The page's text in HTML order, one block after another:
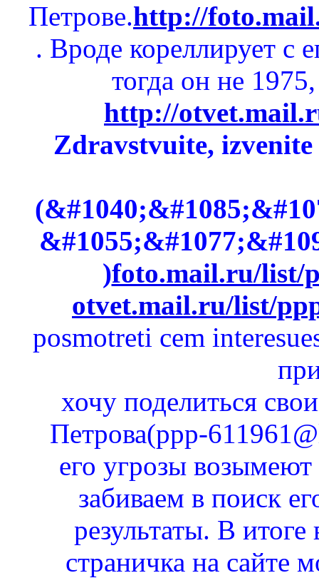
Петрове.http://
. Вроде кореллирует с
тогда он не
http://
Zdravstvuite,
)foto.mail.ru/list/
otvet.mail.ru/list/
posmotreti cem
хочу поделиться
Петрова(ppp-
его угрозы
забиваем в поиск
результаты. В итоге
страничка на сайте